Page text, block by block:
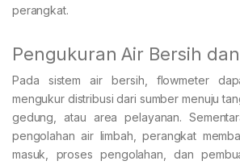
perangkat.
Pengukuran Air Bersih
Pada sistem air bersih, flowmeter
mengukur distribusi dari sumber menuju
gedung, atau area pelayanan.
pengolahan air limbah, perangkat
masuk, proses pengolahan, dan